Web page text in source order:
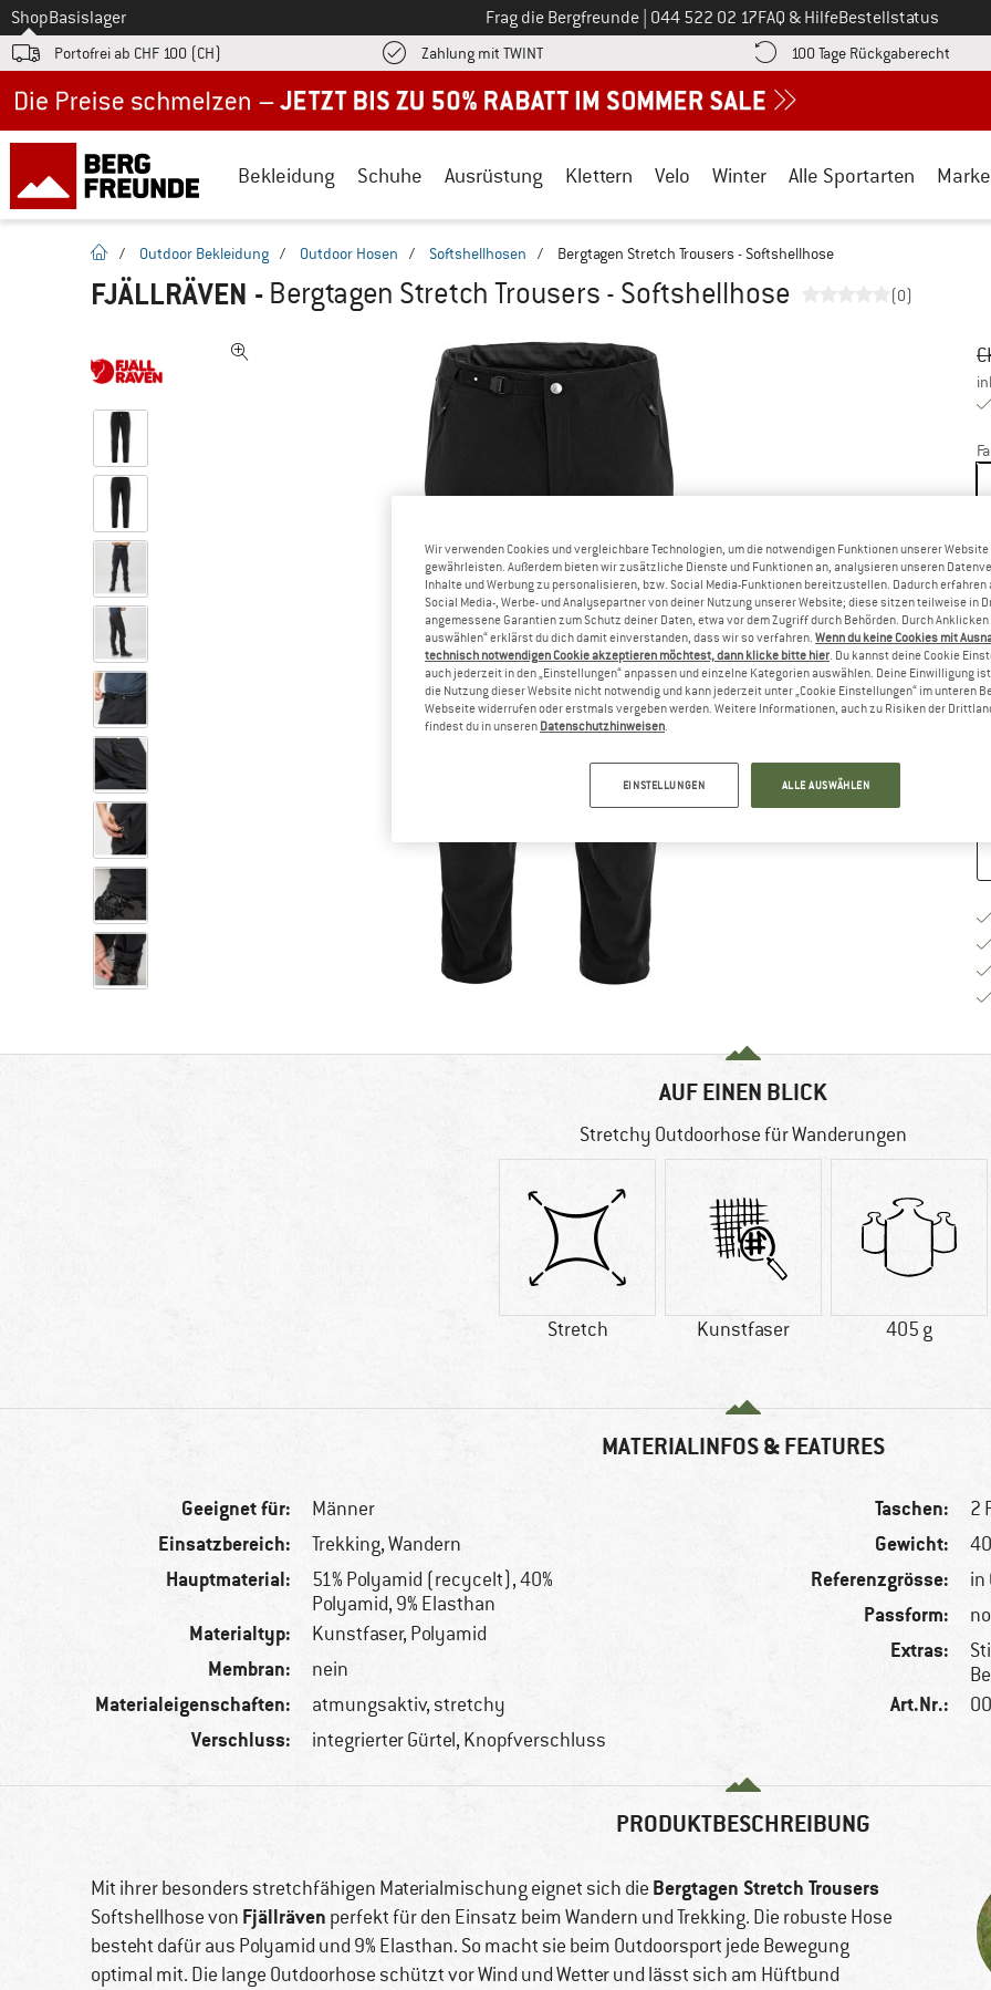
Zum
ShopBasislager Frag die Bergfreunde Ruf uns an unter
044 522 02 17FAQ & HilfeBestellstatus
Portofrei ab CHF 100 (CH) Zahlung mit TWINTFinde die Zahlungs-Infos hier! Öffnet sich in einer Infobox
100 Tage Rückgaberecht
Bekleidung Schuhe Ausrüstung Klettern Velo Winter Alle Sportarten
Startseite
/ Outdoor Bekleidung / Outdoor Hosen / Softshellhosen / Bergtagen Stretch Trousers - Softshellhose
FJÄLLRÄVEN - Bergtagen Stretch Trousers - Softshellhose (0)
AUF EINEN BLICK
Stretchy Outdoorhose für Wanderungen
Stretch Kunstfaser 405 g
MATERIALINFOS & FEATURES
Geeignet für: Männer
Einsatzbereich: Trekking, Wandern
Hauptmaterial:
51% Polyamid (recycelt), 40%
Polyamid, 9% Elasthan
Materialtyp: Kunstfaser, Polyamid
Membran: nein
Materialeigenschaften: atmungsaktiv, stretchy
Verschluss: integrierter Gürtel, Knopfverschluss
Taschen: 2
Gewicht:
Referenzgrösse: in
Passform:
Extras:
Art.Nr.:
PRODUKTBESCHREIBUNG
Mit ihrer besonders stretchfähigen Materialmischung eignet sich die Bergtagen Stretch Trousers
Softshellhose von Fjällräven perfekt für den Einsatz beim Wandern und Trekking. Die robuste Hose
besteht dafür aus Polyamid und 9% Elasthan. So macht sie beim Outdoorsport jede Bewegung
optimal mit. Die lange Outdoorhose schützt vor Wind und Wetter und lässt sich am Hüftbund
Wir verwenden Cookies und vergleichbare Technologien, um die notwendigen Funktionen unserer Website
gewährleisten. Außerdem bieten wir zusätzliche Dienste und Funktionen an, analysieren unseren
Inhalte und Werbung zu personalisieren, bzw. Social Media-Funktionen bereitzustellen. Dadurch erfahren
Social Media-, Werbe- und Analysepartner von deiner Nutzung unserer Website; diese sitzen teilweise in
angemessene Garantien zum Schutz deiner Daten, etwa vor dem Zugriff durch Behörden. Durch Anklicken
auswählen“ erklärst du dich damit einverstanden, dass wir so verfahren. Wenn du keine Cookies mit
technisch notwendigen Cookie akzeptieren möchtest, dann klicke bitte hier. Du kannst deine Cookie
auch jederzeit in den „Einstellungen“ anpassen und einzelne Kategorien auswählen. Deine Einwilligung
die Nutzung dieser Website nicht notwendig und kann jederzeit unter „Cookie Einstellungen“ im unteren
Webseite widerrufen oder erstmals vergeben werden. Weitere Informationen, auch zu Risiken der
findest du in unseren Datenschutzhinweisen.
EINSTELLUNGEN ALLE AUSWÄHLEN